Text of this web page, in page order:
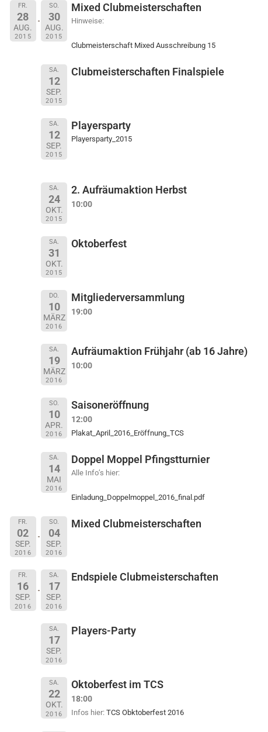
FR.
28
AUG.
2015
SO.
30
AUG.
2015
Mixed Clubmeisterschaften
Hinweise:
Clubmeisterschaft Mixed Ausschreibung 15
SA.
12
SEP.
2015
Clubmeisterschaften Finalspiele
SA.
12
SEP.
2015
Playersparty
Playersparty_2015
SA.
24
OKT.
2015
2. Aufräumaktion Herbst
10:00
SA.
31
OKT.
2015
Oktoberfest
DO.
10
MÄRZ
2016
Mitgliederversammlung
19:00
SA.
19
MÄRZ
2016
Aufräumaktion Frühjahr (ab 16 Jahre)
10:00
SO.
10
APR.
2016
Saisoneröffnung
12:00
Plakat_April_2016_Eröffnung_TCS
SA.
14
MAI
2016
Doppel Moppel Pfingstturnier
Alle Info’s hier:
Einladung_Doppelmoppel_2016_final.pdf
FR.
02
SEP.
2016
SO.
04
SEP.
2016
Mixed Clubmeisterschaften
FR.
16
SEP.
2016
SA.
17
SEP.
2016
Endspiele Clubmeisterschaften
SA.
17
SEP.
2016
Players-Party
SA.
22
OKT.
2016
Oktoberfest im TCS
18:00
Infos hier: TCS Obktoberfest 2016